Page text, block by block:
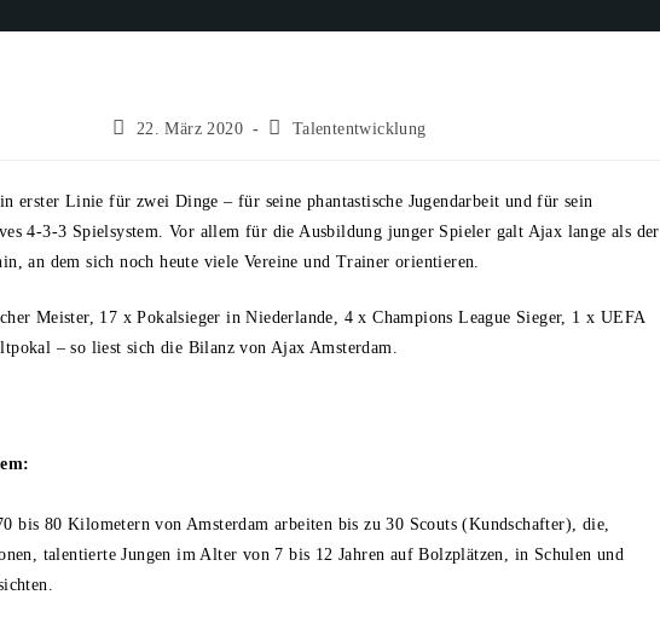
22. März 2020 Talententwicklung
erster Linie für zwei Dinge – für seine phantastische Jugendarbeit und für sein
4-3-3 Spielsystem. Vor allem für die Ausbildung junger Spieler galt Ajax lange als der
an dem sich noch heute viele Vereine und Trainer orientieren.
Meister, 17 x Pokalsieger in Niederlande, 4 x Champions League Sieger, 1 x UEFA
– so liest sich die Bilanz von Ajax Amsterdam.
bis 80 Kilometern von Amsterdam arbeiten bis zu 30 Scouts (Kundschafter), die,
talentierte Jungen im Alter von 7 bis 12 Jahren auf Bolzplätzen, in Schulen und